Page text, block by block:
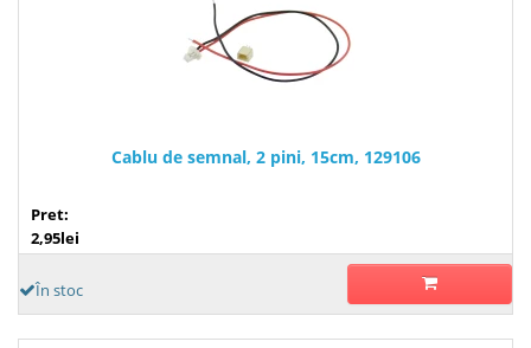
Cablu de semnal, 2 pini, 15cm, 129106
Pret:
2,95lei
În stoc